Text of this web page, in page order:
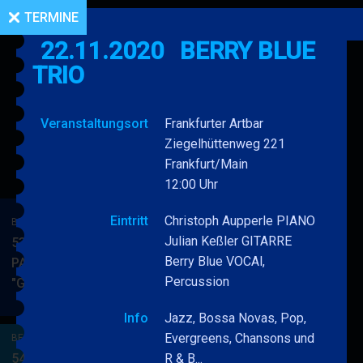
BERRY BLUE & BAND
53. JAZZ Matinee in den
PARKSIDE STUDIOS
"Gypsy Jazz"
&
BERRY BLUE & BAND
54. JAZZ Matinee in den
TERMINE
22.11.2020
BERRY BLUE
TRIO
Veranstaltungsort
Frankfurter Artbar
Ziegelhüttenweg 221
Frankfurt/Main
12:00 Uhr
Eintritt
Christoph Aupperle PIANO
Julian Keßler GITARRE
Berry Blue VOCAl,
Percussion
Info
Jazz, Bossa Novas, Pop,
Evergreens, Chansons und
R & B...